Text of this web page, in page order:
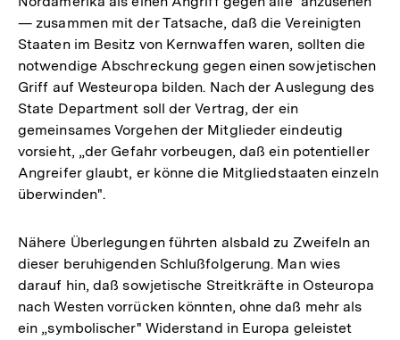
— zusammen mit der Tatsache, daß die Vereinigten
Staaten im Besitz von Kernwaffen waren, sollten die
notwendige Abschreckung gegen einen sowjetischen
Griff auf Westeuropa bilden. Nach der Auslegung des
State Department soll der Vertrag, der ein
gemeinsames Vorgehen der Mitglieder eindeutig
vorsieht, „der Gefahr vorbeugen, daß ein potentieller
Angreifer glaubt, er könne die Mitgliedstaaten einzeln
überwinden".
Nähere Überlegungen führten alsbald zu Zweifeln an
dieser beruhigenden Schlußfolgerung. Man wies
darauf hin, daß sowjetische Streitkräfte in Osteuropa
nach Westen vorrücken könnten, ohne daß mehr als
ein „symbolischer" Widerstand in Europa geleistet